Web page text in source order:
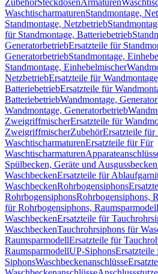
ZubehörSteckdosenArmaturen
WaschtischarmaturenStandmontage,
Standmontage, Netzbetrieb
für Standmontage, Batteriebetrieb
GeneratorbetriebErsatzteile für
GeneratorbetriebStandmontage,
Standmontage, Einhebelmischer
NetzbetriebErsatzteile für
BatteriebetriebErsatzteile für
BatteriebetriebWandmontage,
Wandmontage, Generatorbetrieb
ZweigriffmischerErsatzteile für
ZweigriffmischerZubehörErsatzteile für
WaschtischarmaturenErsatzteile für Für
Waschtischarmaturen
Spülbecken, Geräte und Ausgussbecken
WaschbeckenErsatzteile für
WaschbeckenRohrbogensiphons
RohrbogensiphonsRohrbogensiphons,
für Rohrbogensiphons, Raumsparmodell
WaschbeckenErsatzteile für
WaschbeckenTauchrohrsiphons für
RaumsparmodellErsatzteile für
RaumsparmodellUP-SiphonsErsatzteile
SiphonsWaschbeckenanschlüsse